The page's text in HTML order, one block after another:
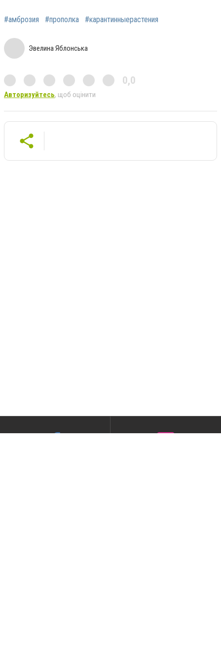
#амброзия #прополка #карантинныерастения
Эвелина Яблонська
0,0
Авторизуйтесь, щоб оцінити